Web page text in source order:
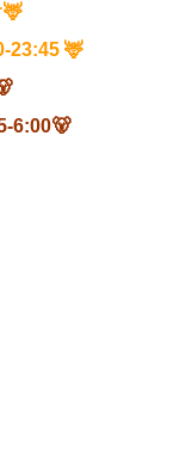
🦌
23:45 🦌
6:00🐻